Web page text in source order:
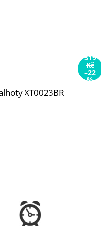
519
Kč
–22
%
XT0023BR